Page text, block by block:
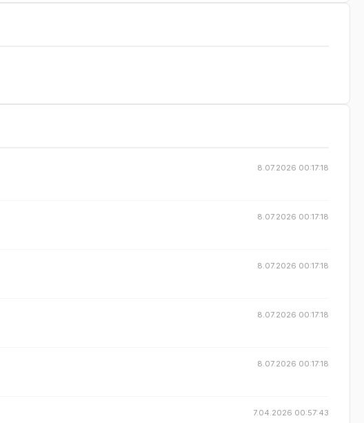
8.07.2026 00:17:18
8.07.2026 00:17:18
8.07.2026 00:17:18
8.07.2026 00:17:18
8.07.2026 00:17:18
7.04.2026 00:57:43